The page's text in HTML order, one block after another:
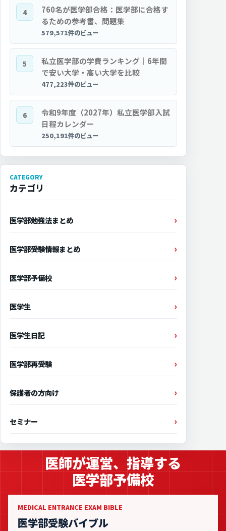
4
760名が医学部合格：医学部に合格す
るための参考書、問題集
579,571件のビュー
5
私立医学部の学費ランキング｜6年間
で安い大学・高い大学を比較
477,223件のビュー
6
令和9年度（2027年）私立医学部入試
日程カレンダー
250,191件のビュー
CATEGORY
カテゴリ
医学部勉強法まとめ
医学部受験情報まとめ
医学部予備校
医学生
医学生日記
医学部再受験
保護者の方向け
セミナー
医師が運営、指導する
医学部予備校
MEDICAL ENTRANCE EXAM BIBLE
医学部受験バイブル